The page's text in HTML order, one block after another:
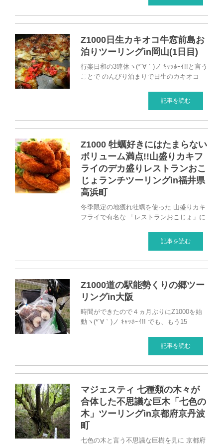
Z1000日生カキオコ牛窓前島お
泊りツーリングin岡山(1日目)
行楽日和の3連休ヽ(*´∀｀)ノ ｷｬｯﾎｰｲ!!と言う
ことで のんびり泊まりで日生のカキオコ
記事を読む
Z1000 牡蠣好きにはたまらない
ボリューム満点!!山盛りカキフ
ライのデカ盛りレストランおこ
じょランチツーリングin福井県
高浜町
冬季限定の地獲れ牡蠣を使った 山盛りカキ
フライで有名な 「レストランおこじょ」に
記事を読む
Z1000道の駅能勢くりの郷ツー
リングin大阪
時間ができたので４ヵ月ぶりにZ1000を始
動ヽ(*´∀｀)ノ ｷｬｯﾎｰｲ!! でも、もう15
記事を読む
マジェスティ 七種類の木々が
合体した不思議な巨木「七色の
木」ツーリングin京都府京丹波
町
七色の木と言う不思議な巨樹を見に 京都府